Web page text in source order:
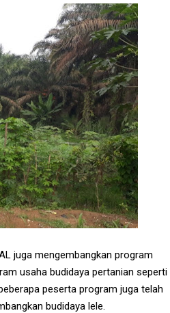
juga mengembangkan program
usaha budidaya pertanian seperti
peserta program juga telah
budidaya lele.